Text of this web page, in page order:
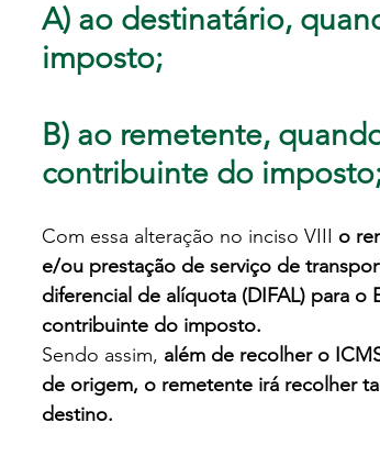
A) ao destinatário,
imposto;
B) ao remetente,
contribuinte do
Com essa alteração no inciso VIII o
e/ou prestação de serviço de
diferencial de alíquota (DIFAL) para o
contribuinte do imposto.
Sendo assim, além de recolher o
de origem, o remetente irá recolher
destino.